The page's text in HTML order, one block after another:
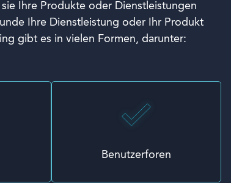
Ihre Produkte oder Dienstleistungen
Ihre Dienstleistung oder Ihr Produkt
gibt es in vielen Formen, darunter:
Benutzerforen